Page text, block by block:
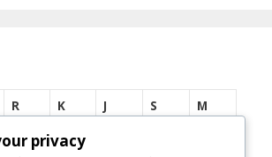
R K J S
M
privacy